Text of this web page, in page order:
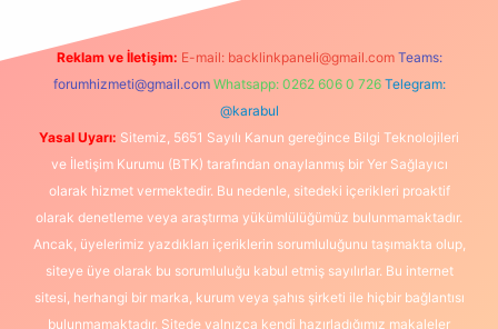
Reklam ve İletişim: E-mail: backlinkpaneli@gmail.com Teams:
forumhizmeti@gmail.com Whatsapp: 0262 606 0 726 Telegram:
@karabul
Yasal Uyarı: Sitemiz, 5651 Sayılı Kanun gereğince Bilgi Teknolojileri
ve İletişim Kurumu (BTK) tarafından onaylanmış bir Yer Sağlayıcı
olarak hizmet vermektedir. Bu nedenle, sitedeki içerikleri proaktif
olarak denetleme veya araştırma yükümlülüğümüz bulunmamaktadır.
Ancak, üyelerimiz yazdıkları içeriklerin sorumluluğunu taşımakta olup,
siteye üye olarak bu sorumluluğu kabul etmiş sayılırlar. Bu internet
sitesi, herhangi bir marka, kurum veya şahıs şirketi ile hiçbir bağlantısı
bulunmamaktadır. Sitede yalnızca kendi hazırladığımız makaleler